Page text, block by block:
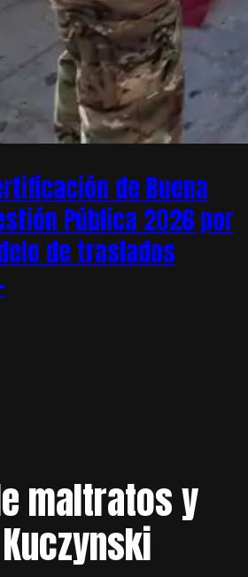
de Buena
Pública 2026 por
de traslados
maltratos y